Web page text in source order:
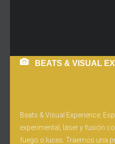
BEATS & VISUAL
Beats & Visual Experience:
experimental, láser y fusión
fuego o luces. Traemos una